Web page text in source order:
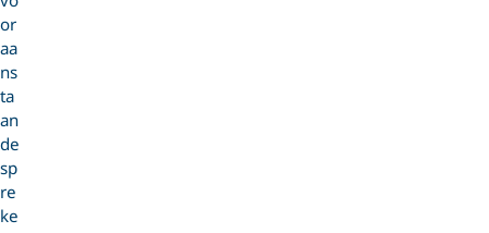
or
aa
ns
ta
an
de
sp
re
ke